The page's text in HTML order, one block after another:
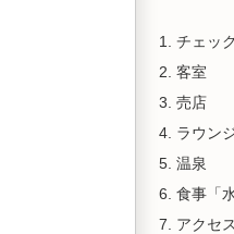
チェッ
客室
売店
ラウン
温泉
食事「
アクセス